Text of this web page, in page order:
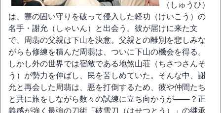
（しゅうひ）
は、寨の固い守りを破って侵入した軽功（けいこう）の
名手・謝允（しゃいん）と出会う。彼が届けに来た文
で、周翡の父親は下山を決意。父親との離別を悲しみな
がらも修練を積んだ周翡は、ついに下山の機会を得る。
しかし外の世界では宿敵である地煞山荘（ちさつさんそ
う）が勢力を伸ばし、民を苦しめていた。そんな中、謝
允と再会した周翡は、悪を打倒するため、彼や仲間たち
と共に旅をしながら数々の試練に立ち向かうが――？正
義感が強く最強の刀術「破雪刀（はせつとう）」の継承